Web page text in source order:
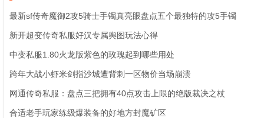
最新sf传奇魔御2攻5骑士手镯真亮眼盘点五个最独特的攻5手镯
新开超变传奇私服好汉专属舆图玩法心得
中变私服1.80火龙版紫色的玫瑰起到哪些用处
跨年大战小虾米剑指沙城遭背刺一区物价当场崩溃
网通传奇私服：盘点三把拥有40点攻击上限的绝版裁决之杖
合适老手玩家练级爆装备的好地方封魔矿区